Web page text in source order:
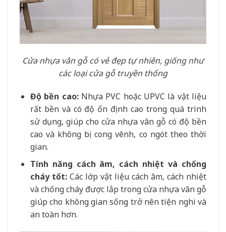
Cửa nhựa vân gỗ có vẻ đẹp tự nhiên, giống như
các loại cửa gỗ truyền thống
Độ bền cao: Nhựa PVC hoặc UPVC là vật liệu
rất bền và có độ ổn định cao trong quá trình
sử dụng, giúp cho cửa nhựa vân gỗ có độ bền
cao và không bị cong vênh, co ngót theo thời
gian.
Tính năng cách âm, cách nhiệt và chống
cháy tốt: Các lớp vật liệu cách âm, cách nhiệt
và chống cháy được lắp trong cửa nhựa vân gỗ
giúp cho không gian sống trở nên tiện nghi và
an toàn hơn.